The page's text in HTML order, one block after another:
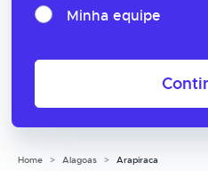
Minha equipe
Home Alagoas Arapiraca